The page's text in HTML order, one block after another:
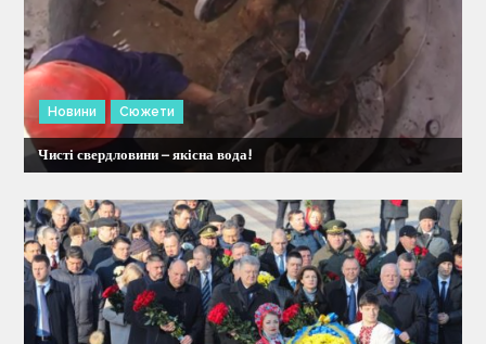
Новини Сюжети
Чисті свердловини – якісна вода!